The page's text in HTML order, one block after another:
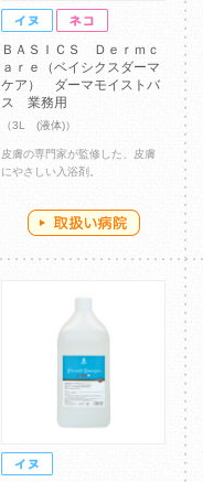
ＢＡＳＩＣＳ Ｄｅｒｍｃ
ａｒｅ（ベイシクスダーマ
ケア） ダーマモイストバ
ス 業務用
（3L (液体)）
皮膚の専門家が監修した、皮膚
にやさしい入浴剤。